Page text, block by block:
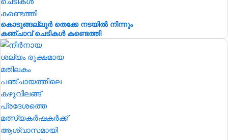
കൊടുങ്ങല്ലൂർ തെക്കേ നടയിൽ നിന്നും
കഞ്ചാവ് ചെടികൾ കണ്ടെത്തി